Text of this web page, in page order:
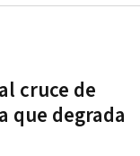
cruce de
que degrada